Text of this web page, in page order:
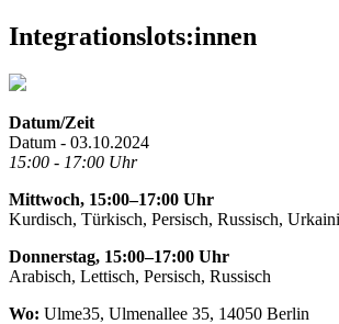
Integrationslots:innen
Datum/Zeit
Datum - 03.10.2024
15:00 - 17:00 Uhr
Mittwoch, 15:00–17:00 Uhr
Kurdisch, Türkisch, Persisch, Russisch,
Donnerstag, 15:00–17:00 Uhr
Arabisch, Lettisch, Persisch, Russisch
Wo: Ulme35, Ulmenallee 35, 14050 Berlin